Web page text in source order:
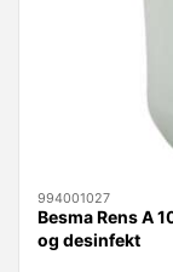
994001027
Besma Rens A
og desinfekt